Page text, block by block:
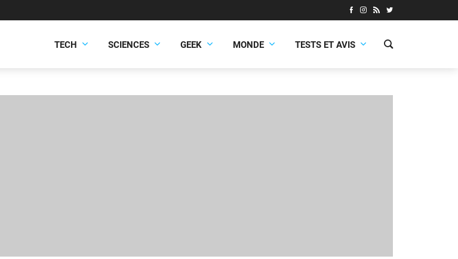
TECH SCIENCES GEEK MONDE TESTS ET AVIS